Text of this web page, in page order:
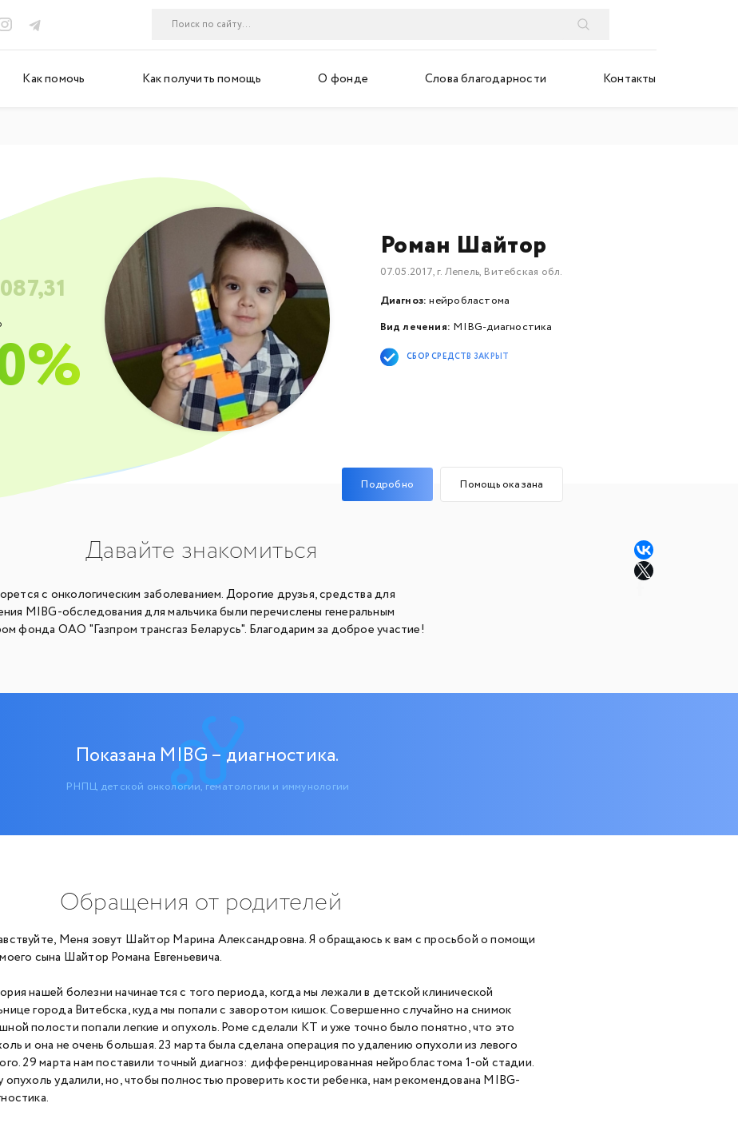
Как помочь Как получить помощь О фонде Слова благодарности Контакты
Роман Шайтор
07.05.2017, г. Лепель, Витебская обл.
Диагноз: нейробластома
Вид лечения: MIBG-диагностика
СБОР СРЕДСТВ ЗАКРЫТ
Подробно Помощь оказана
Давайте знакомиться
с онкологическим заболеванием. Дорогие друзья, средства для
MIBG-обследования для мальчика были перечислены генеральным
фонда ОАО "Газпром трансгаз Беларусь". Благодарим за доброе участие!
Показана MIBG – диагностика.
РНПЦ детской онкологии, гематологии и иммунологии
Обращения от родителей
Меня зовут Шайтор Марина Александровна. Я обращаюсь к вам с просьбой о помощи
сына Шайтор Романа Евгеньевича.
нашей болезни начинается с того периода, когда мы лежали в детской клинической
города Витебска, куда мы попали с заворотом кишок. Совершенно случайно на снимок
полости попали легкие и опухоль. Роме сделали КТ и уже точно было понятно, что это
и она не очень большая. 23 марта была сделана операция по удалению опухоли из левого
29 марта нам поставили точный диагноз: дифференцированная нейробластома 1-ой стадии.
опухоль удалили, но, чтобы полностью проверить кости ребенка, нам рекомендована MIBG-